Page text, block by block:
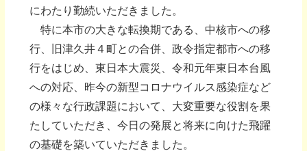
にわたり勤続いただきました。
特に本市の大きな転換期である、中核市への移
行、旧津久井４町との合併、政令指定都市への移
行をはじめ、東日本大震災、令和元年東日本台風
への対応、昨今の新型コロナウイルス感染症など
の様々な行政課題において、大変重要な役割を果
たしていただき、今日の発展と将来に向けた飛躍
の基礎を築いていただきました。